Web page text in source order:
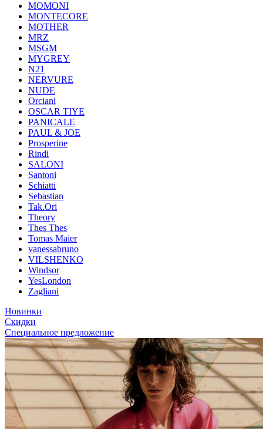
MOMONI
MONTECORE
MOTHER
MRZ
MSGM
MYGREY
N21
NERVURE
NUDE
Orciani
OSCAR TIYE
PANICALE
PAUL & JOE
Prosperine
Rindi
SALONI
Santoni
Schiatti
Sebastian
Tak.Ori
Theory
Thes Thes
Tomas Maier
vanessabruno
VILSHENKO
Windsor
YesLondon
Zagliani
Новинки
Скидки
Специальное предложение